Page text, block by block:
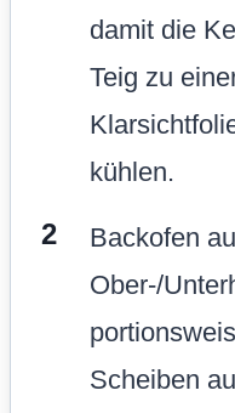
damit die
Teig zu
kühlen.
Backofen
Ober-/
Scheiben